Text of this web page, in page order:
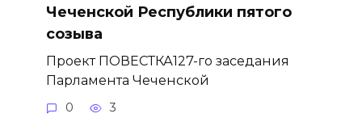
Чеченской Республики пятого
созыва
Проект ПОВЕСТКА127-го заседания
Парламента Чеченской
0 3